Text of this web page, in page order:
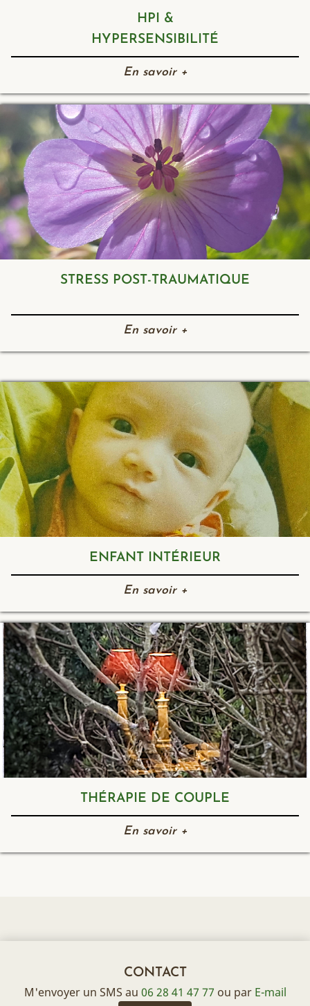
HPI &
HYPERSENSIBILITÉ
En savoir +
STRESS POST-TRAUMATIQUE
En savoir +
ENFANT INTÉRIEUR
En savoir +
THÉRAPIE DE COUPLE
En savoir +
CONTACT
M'envoyer un SMS au 06 28 41 47 77 ou par E-mail